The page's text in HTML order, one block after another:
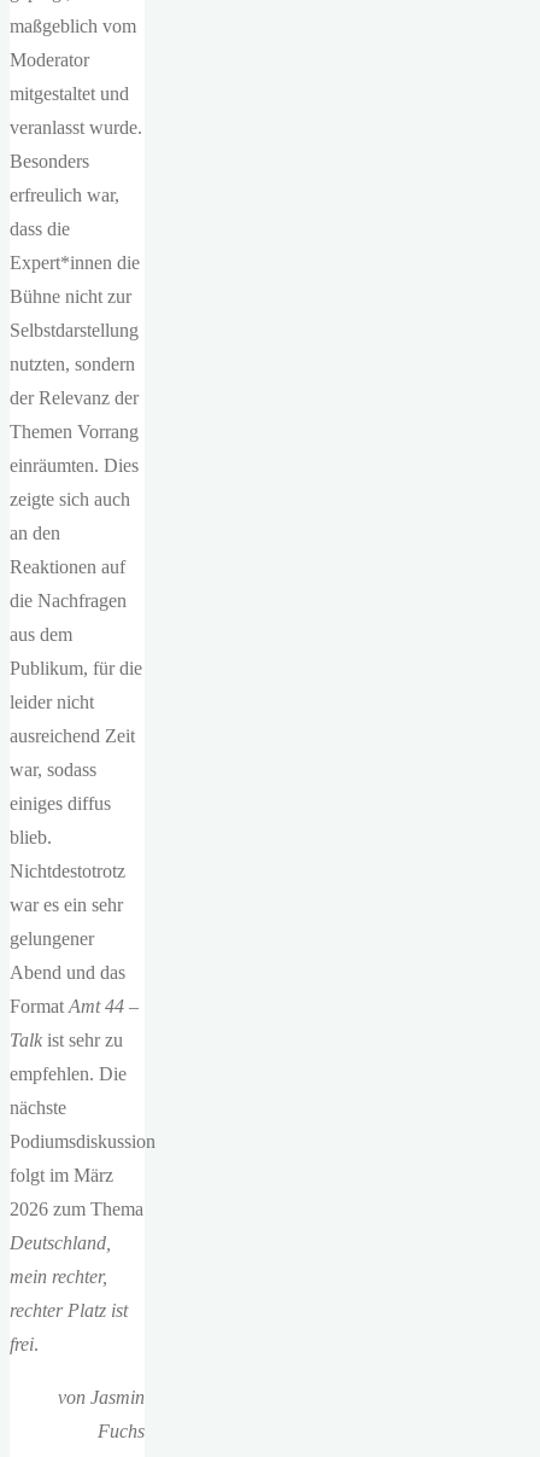
maßgeblich vom
Moderator
mitgestaltet und
veranlasst wurde.
Besonders
erfreulich war,
dass die
Expert*innen die
Bühne nicht zur
Selbstdarstellung
nutzten, sondern
der Relevanz der
Themen Vorrang
einräumten. Dies
zeigte sich auch
an den
Reaktionen auf
die Nachfragen
aus dem
Publikum, für die
leider nicht
ausreichend Zeit
war, sodass
einiges diffus
blieb.
Nichtdestotrotz
war es ein sehr
gelungener
Abend und das
Format Amt 44 –
Talk ist sehr zu
empfehlen. Die
nächste
Podiumsdiskussion
folgt im März
2026 zum Thema
Deutschland,
mein rechter,
rechter Platz ist
frei.
von Jasmin
Fuchs